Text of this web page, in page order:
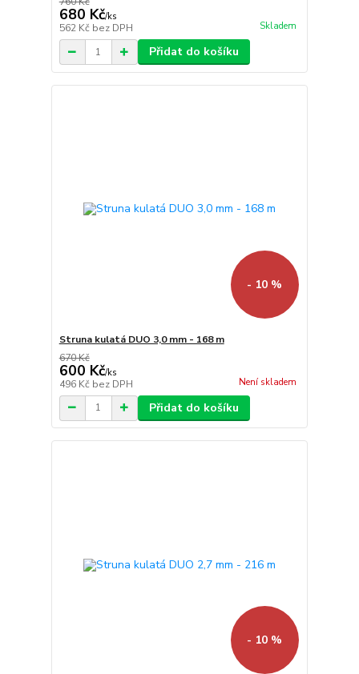
680 Kč/ks
562 Kč bez DPH Skladem
Přidat do košíku
- 10 %
Struna kulatá DUO 3,0 mm - 168 m
670 Kč
600 Kč/ks
496 Kč bez DPH Není skladem
Přidat do košíku
- 10 %